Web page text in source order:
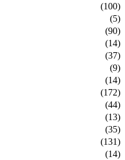
(100)
(5)
(90)
(14)
(37)
(9)
(14)
(172)
(44)
(13)
(35)
(131)
(14)